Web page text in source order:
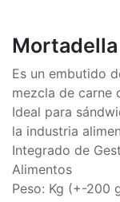
Es un embutido
mezcla de carne
Ideal para
la industria
Integrado de
Alimentos
Peso: Kg (+-200